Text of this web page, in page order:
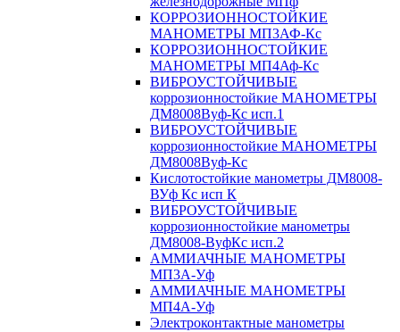
КОРРОЗИОННОСТОЙКИЕ
МАНОМЕТРЫ МП3АФ-Кс
КОРРОЗИОННОСТОЙКИЕ
МАНОМЕТРЫ МП4Аф-Кс
ВИБРОУСТОЙЧИВЫЕ
коррозионностойкие МАНОМЕТРЫ
ДМ8008Вуф-Кс исп.1
ВИБРОУСТОЙЧИВЫЕ
коррозионностойкие МАНОМЕТРЫ
ДМ8008Вуф-Кс
Кислотостойкие манометры ДМ8008-
ВУф Кс исп К
ВИБРОУСТОЙЧИВЫЕ
коррозионностойкие манометры
ДМ8008-ВуфКс исп.2
АММИАЧНЫЕ МАНОМЕТРЫ
МП3А-Уф
АММИАЧНЫЕ МАНОМЕТРЫ
МП4А-Уф
Электроконтактные манометры